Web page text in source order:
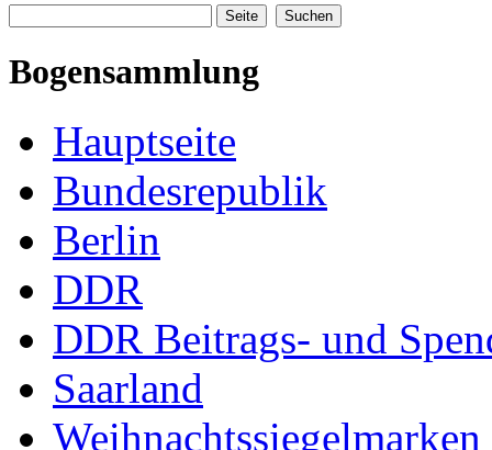
Bogensammlung
Hauptseite
Bundesrepublik
Berlin
DDR
DDR Beitrags- und
Saarland
Weihnachtssiegelmarken